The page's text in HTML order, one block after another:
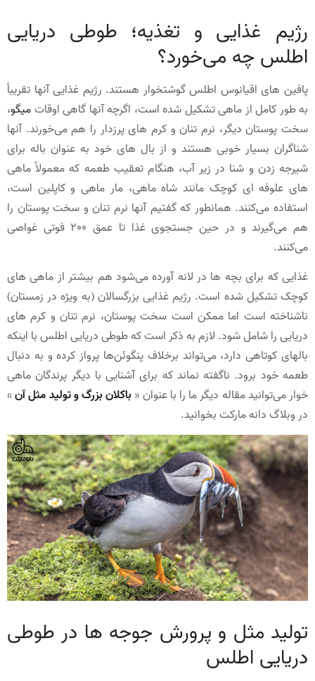
رژیم غذایی و تغذیه؛ طوطی دریایی
اطلس چه می‌خورد؟
پافین های اقیانوس اطلس گوشتخوار هستند. رژیم غذایی آنها تقریباً
به طور کامل از ماهی تشکیل شده است، اگرچه آنها گاهی اوقاتمیگو،
سخت پوستان دیگر، نرم تنان و کرم های پرزدار را هم می‌خورند. آنها
شناگران بسیار خوبی هستند و از بال های خود به عنوان باله برای
شیرجه زدن و شنا در زیر آب، هنگام تعقیب طعمه که معمولاً ماهی
های علوفه ای کوچک مانند شاه ماهی، مار ماهی و کاپلین است،
استفاده می‌کنند. همانطور که گفتیم آنها نرم تنان و سخت پوستان را
هم می‌گیرند و در حین جستجوی غذا تا عمق 200 فوتی غواصی
می‌کنند.
غذایی که برای بچه ها در لانه آورده می‌شود هم بیشتر از ماهی های
کوچک تشکیل شده است. رژیم غذایی بزرگسالان (به ویژه در زمستان)
ناشناخته است اما ممکن است سخت پوستان، نرم تنان و کرم های
دریایی را شامل شود. لازم به ذکر است که طوطی دریایی اطلس با اینکه
بالهای کوتاهی دارد، می‌تواند برخلاف پنگوئن‌ها پرواز کرده و به دنبال
طعمه خود برود. ناگفته نماند که برای آشنایی با دیگر پرندگان ماهی
خوار می‌توانید مقاله دیگر ما را با عنوان «باکلان بزرگ و تولید مثل آن»
در وبلاگ دانه مارکت بخوانید.
تولید مثل و پرورش جوجه ها در طوطی
دریایی اطلس